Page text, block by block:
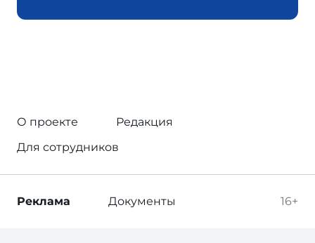
О проекте
Редакция
Для сотрудников
16+
Реклама Документы